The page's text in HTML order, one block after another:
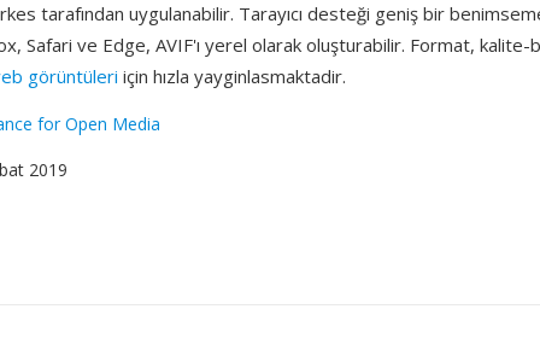
tarafından uygulanabilir. Tarayıcı desteği geniş bir
Safari ve Edge, AVIF'ı yerel olarak oluşturabilir. Format, kalite-
görüntüleri için hızla yayginlasmaktadir.
for Open Media
2019